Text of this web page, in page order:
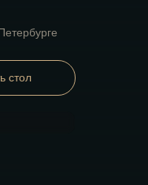
стол